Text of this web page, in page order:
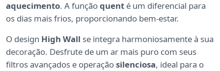
aquecimento. A funçãoquent é um diferencial para
os dias mais frios, proporcionando bem-estar.
O design High Wall se integra harmoniosamente à sua
decoração. Desfrute de um ar mais puro com seus
filtros avançados e operaçãosilenciosa, ideal para o